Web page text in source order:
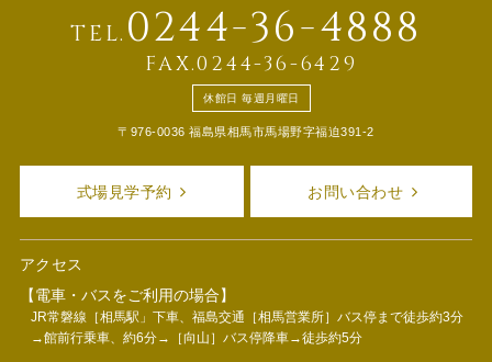
TEL. 0244-36-4888
FAX.0244-36-6429
休館日 毎週月曜日
〒976-0036 福島県相馬市馬場野字福迫391-2
式場見学予約 お問い合わせ
アクセス
【電車・バスをご利用の場合】
JR常磐線［相馬駅」下車、福島交通［相馬営業所］バス停まで徒歩約3分
→館前行乗車、約6分→［向山］バス停降車→徒歩約5分